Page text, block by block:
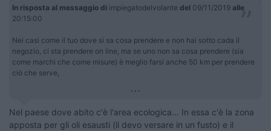
In risposta al messaggio di impiegatodelvolante del 09/11/2019 alle
20:15:00
Nei casi come il tuo dove si sa cosa prendere e non hai sotto cada il
negozio, ci sta prendere on line, ma se uno non sa cosa prendere (sia
come marchi che come misure) è meglio farsi anche 50 km per prendere
ciò che serve,
...
Nel paese dove abito c'è l'area ecologica... In essa c'è la zona
apposta per gli oli esausti (li devo versare in un fusto) e il